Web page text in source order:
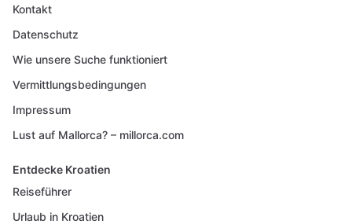
Kontakt
Datenschutz
Wie unsere Suche funktioniert
Vermittlungsbedingungen
Impressum
Lust auf Mallorca? – millorca.com
Entdecke Kroatien
Reiseführer
Urlaub in Kroatien